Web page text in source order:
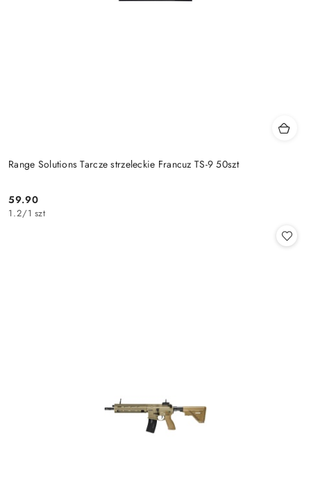
Range Solutions Tarcze strzeleckie Francuz TS-9 50szt
Cena:
59.90
1.2/1 szt